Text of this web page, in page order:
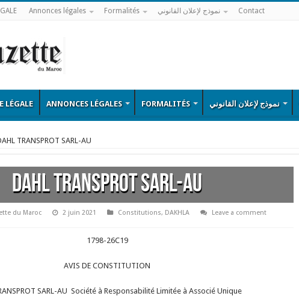
Annonces légales Formalités نموذج لإعلان القانوني Contact
LÉGALE ANNONCES LÉGALES FORMALITÉS نموذج لإعلان القانوني
TRANSPROT SARL-AU
DAHL TRANSPROT SARL-AU
du Maroc 2 juin 2021 Constitutions, DAKHLA
Leave a comment
1798-26C19
AVIS DE CONSTITUTION
SARL-AU Société à Responsabilité Limitée à Associé Unique